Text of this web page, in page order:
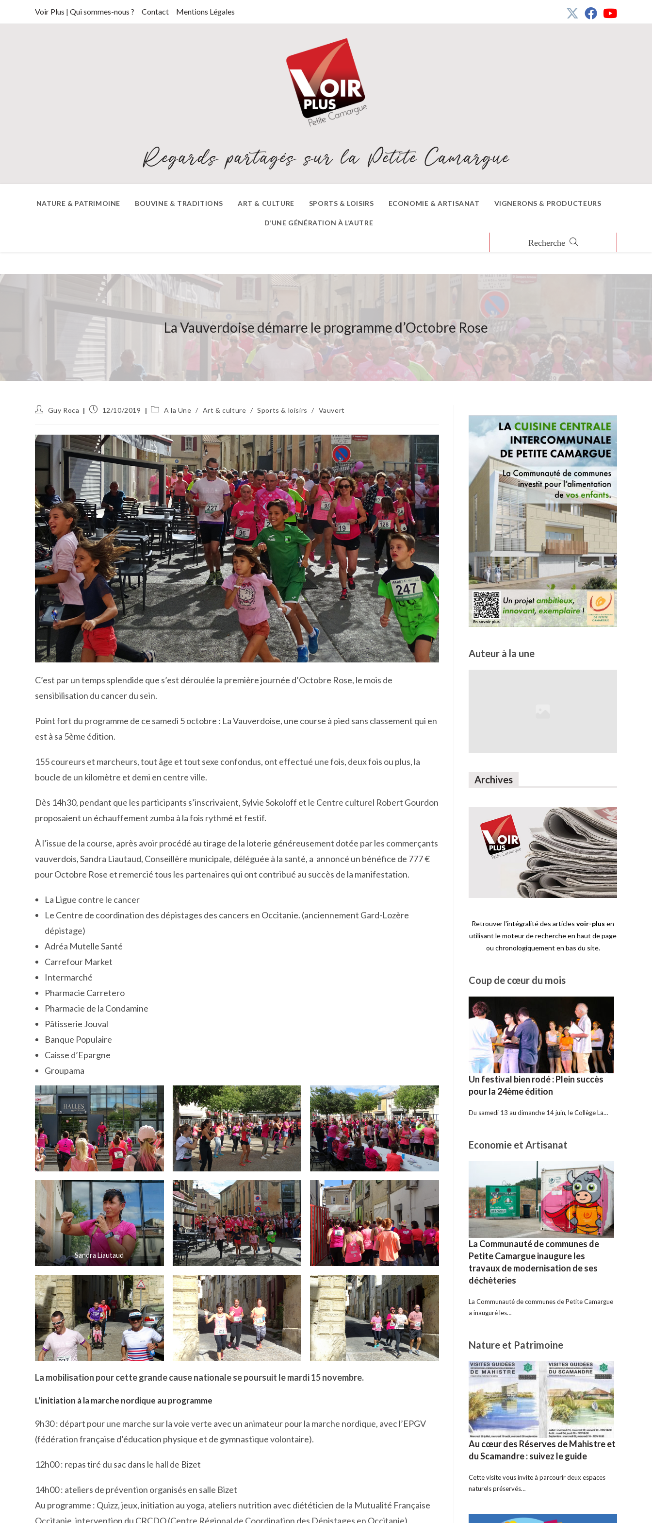
Voir Plus | Qui sommes-nous ? Contact Mentions Légales
Regards partagés sur la Petite Camargue
NATURE & PATRIMOINE BOUVINE & TRADITIONS ART & CULTURE SPORTS & LOISIRS ECONOMIE & ARTISANAT VIGNERONS & PRODUCTEURS
D’UNE GÉNÉRATION À L’AUTRE
La Vauverdoise démarre le programme d’Octobre Rose
Auteur/autrice
publication :
Guy Roca
Publication
12/10/2019
PostA la Une / Art & culture / Sports & loisirs / Vauvert
C’est par un temps splendide que s’est déroulée la première journée d’Octobre Rose, le mois de
sensibilisation du cancer du sein.
Point fort du programme de ce samedi 5 octobre : La Vauverdoise, une course à pied sans classement qui en
est à sa 5ème édition.
155 coureurs et marcheurs, tout âge et tout sexe confondus, ont effectué une fois, deux fois ou plus, la
boucle de un kilomètre et demi en centre ville.
Dès 14h30, pendant que les participants s’inscrivaient, Sylvie Sokoloff et le Centre culturel Robert Gourdon
proposaient un échauffement zumba à la fois rythmé et festif.
À l’issue de la course, après avoir procédé au tirage de la loterie généreusement dotée par les commerçants
vauverdois, Sandra Liautaud, Conseillère municipale, déléguée à la santé, a annoncé un bénéfice de 777 €
pour Octobre Rose et remercié tous les partenaires qui ont contribué au succès de la manifestation.
La Ligue contre le cancer
Le Centre de coordination des dépistages des cancers en Occitanie. (anciennement Gard-Lozère
dépistage)
Adréa Mutelle Santé
Carrefour Market
Intermarché
Pharmacie Carretero
Pharmacie de la Condamine
Pâtisserie Jouval
Banque Populaire
Caisse d’Epargne
Groupama
Sandra Liautaud
La mobilisation pour cette grande cause nationale se poursuit le mardi 15 novembre.
L’initiation à la marche nordique au programme
9h30 : départ pour une marche sur la voie verte avec un animateur pour la marche nordique, avec l’EPGV
(fédération française d’éducation physique et de gymnastique volontaire).
12h00 : repas tiré du sac dans le hall de Bizet
14h00 : ateliers de prévention organisés en salle Bizet
Au programme : Quizz, jeux, initiation au yoga, ateliers nutrition avec diététicien de la Mutualité Française
Occitanie, intervention du CRCDO (Centre Régional de Coordination des Dépistages en Occitanie),
Auteur à la une
Archives
Retrouver l'intégralité des articles voir-plus en
utilisant le moteur de recherche en haut de page
ou chronologiquement en bas du site.
Coup de cœur du mois
Un festival bien rodé : Plein succès
pour la 24ème édition
Du samedi 13 au dimanche 14 juin, le Collège La…
Economie et Artisanat
La Communauté de communes de
Petite Camargue inaugure les
travaux de modernisation de ses
déchèteries
La Communauté de communes de Petite Camargue
a inauguré les…
Nature et Patrimoine
Au cœur des Réserves de Mahistre et
du Scamandre : suivez le guide
Cette visite vous invite à parcourir deux espaces
naturels préservés…